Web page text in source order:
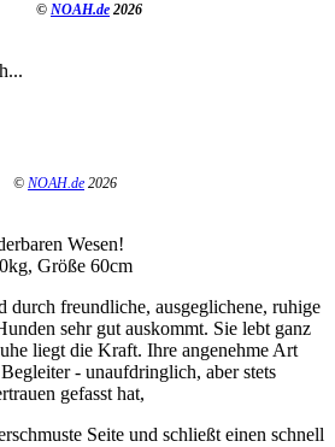
© NOAH.de 2026
© NOAH.de 2026
Wesen!
Größe 60cm
freundliche, ausgeglichene, ruhige
sehr gut auskommt. Sie lebt ganz
liegt die Kraft. Ihre angenehme Art
- unaufdringlich, aber stets
gefasst hat,
Seite und schließt einen schnell